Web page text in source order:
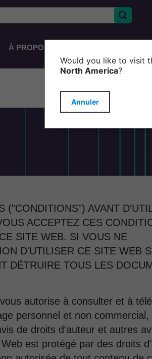
À PROPOS D'ASP
("CONDITIONS") AVANT
ACCEPTEZ CES
SITE WEB. SI VOUS NE
D'UTILISER CE SITE WEB
DÉTRUIRE TOUS LES
autorise à consulter et à
personnel et non commercial,
de droits d'auteur et autres
est protégé par des droits
Would you like to visit
North America?
Annuler